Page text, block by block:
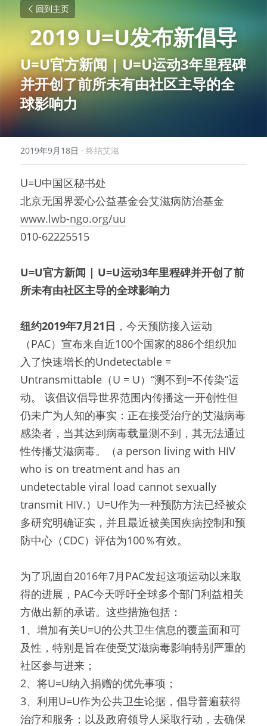
回到主页
2019 U=U发布新倡导
U=U官方新闻 | U=U运动3年里程碑
并开创了前所未有由社区主导的全
球影响力
2019年9月18日 · 终结艾滋
U=U中国区秘书处
北京无国界爱心公益基金会艾滋病防治基金
www.lwb-ngo.org/uu
010-62225515
U=U官方新闻 | U=U运动3年里程碑并开创了前
所未有由社区主导的全球影响力
纽约2019年7月21日 ，今天预防接入运动
（PAC）宣布来自近100个国家的886个组织加
入了快速增长的Undetectable =
Untransmittable（U = U）“测不到=不传染”运
动。 该倡议倡导世界范围内传播这一开创性但
仍未广为人知的事实：正在接受治疗的艾滋病毒
感染者，当其达到病毒载量测不到，其无法通过
性传播艾滋病毒。（a person living with HIV
who is on treatment and has an
undetectable viral load cannot sexually
transmit HIV.）U=U作为一种预防方法已经被众
多研究明确证实，并且最近被美国疾病控制和预
防中心（CDC）评估为100％有效。
为了巩固自2016年7月PAC发起这项运动以来取
得的进展，PAC今天呼吁全球多个部门利益相关
方做出新的承诺。这些措施包括：
1、增加有关U=U的公共卫生信息的覆盖面和可
及性，特别是旨在使受艾滋病毒影响特别严重的
社区参与进来；
2、将U=U纳入捐赠的优先事项；
3、利用U=U作为公共卫生论据，倡导普遍获得
治疗和服务；以及政府领导人采取行动，去确保